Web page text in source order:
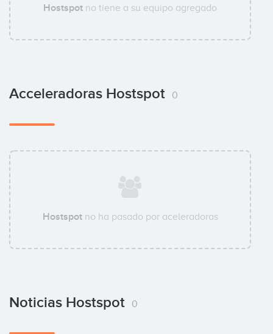
Hostspot no tiene a su equipo agregado
Acceleradoras Hostspot 0
Hostspotno ha pasado por aceleradoras
Noticias Hostspot 0